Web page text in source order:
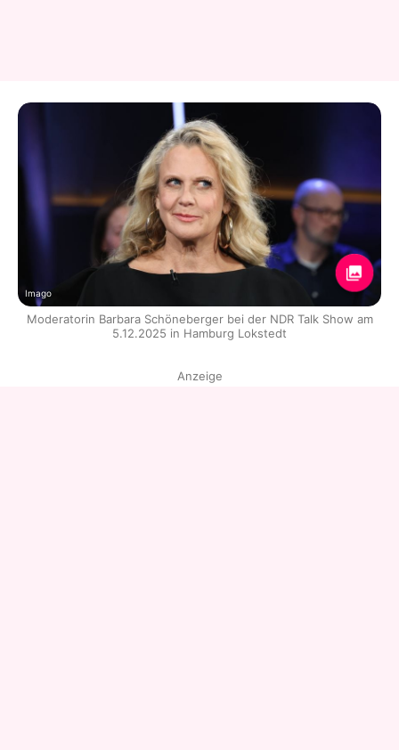
Imago
Moderatorin Barbara Schöneberger bei der NDR Talk Show am
5.12.2025 in Hamburg Lokstedt
Anzeige